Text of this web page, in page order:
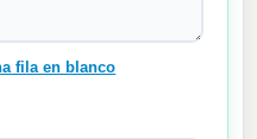
fila en blanco